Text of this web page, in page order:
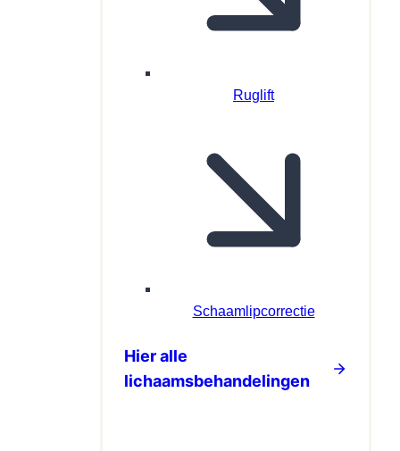
Ruglift
Schaamlipcorrectie
Hier alle
lichaamsbehandelingen